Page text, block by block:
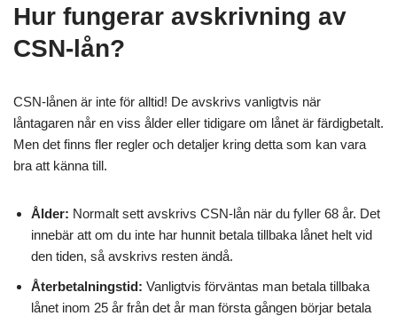
Hur fungerar avskrivning av
CSN-lån?
CSN-lånen är inte för alltid! De avskrivs vanligtvis när
låntagaren når en viss ålder eller tidigare om lånet är färdigbetalt.
Men det finns fler regler och detaljer kring detta som kan vara
bra att känna till.
Ålder: Normalt sett avskrivs CSN-lån när du fyller 68 år. Det
innebär att om du inte har hunnit betala tillbaka lånet helt vid
den tiden, så avskrivs resten ändå.
Återbetalningstid: Vanligtvis förväntas man betala tillbaka
lånet inom 25 år från det år man första gången börjar betala